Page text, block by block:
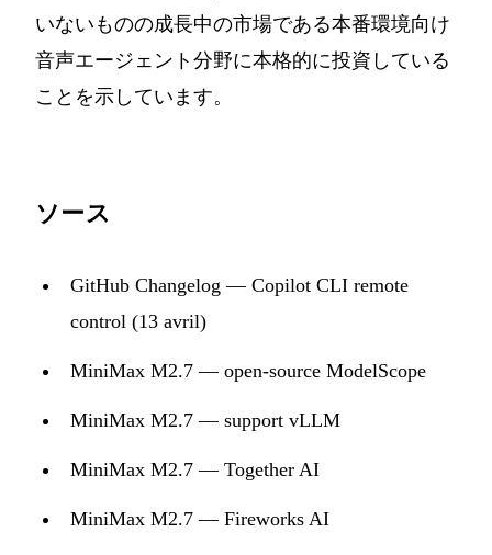
いないものの成長中の市場である本番環境向け
音声エージェント分野に本格的に投資している
ことを示しています。
ソース
GitHub Changelog — Copilot CLI remote
control (13 avril)
MiniMax M2.7 — open-source ModelScope
MiniMax M2.7 — support vLLM
MiniMax M2.7 — Together AI
MiniMax M2.7 — Fireworks AI